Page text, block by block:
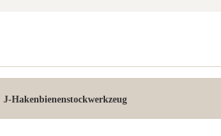
J-Hakenbienenstockwerkzeug